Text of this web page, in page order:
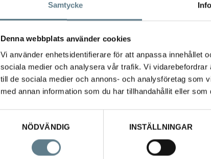
Samtycke
Denna webbplats använder cookies
Vi använder enhetsidentifierare för att anpassa innehållet
sociala medier och analysera vår trafik. Vi
till de sociala medier och annons- och analysföretag som
med annan information som du har tillhandahållit eller
NÖDVÄNDIG
INSTÄLLNINGAR
Beskrivning